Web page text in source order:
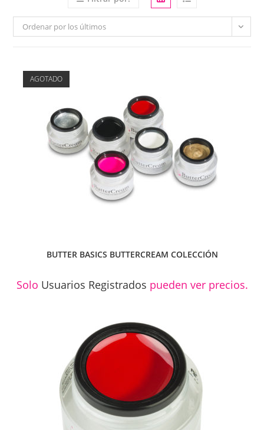
Ordenar por los últimos
AGOTADO
BUTTER BASICS BUTTERCREAM COLECCIÓN
Solo Usuarios Registrados pueden ver precios.